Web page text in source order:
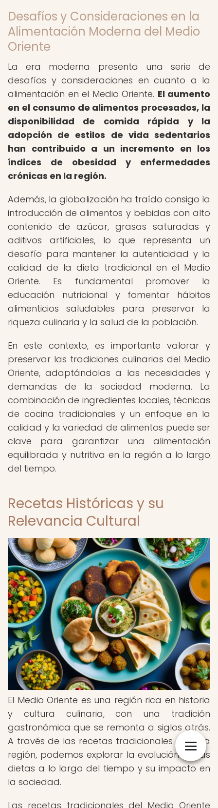
Desafíos y Consideraciones en la
Alimentación Moderna del Medio
Oriente
La era moderna presenta una serie de
desafíos y consideraciones en cuanto a la
alimentación en el Medio Oriente. El aumento
en el consumo de alimentos procesados, la
disponibilidad de comida rápida y la
adopción de estilos de vida sedentarios
han contribuido a un incremento en los
índices de obesidad y enfermedades
crónicas en la región.
Además, la globalización ha traído consigo la
introducción de alimentos y bebidas con alto
contenido de azúcar, grasas saturadas y
aditivos artificiales, lo que representa un
desafío para mantener la autenticidad y la
calidad de la dieta tradicional en el Medio
Oriente. Es fundamental promover la
educación nutricional y fomentar hábitos
alimenticios saludables para preservar la
riqueza culinaria y la salud de la población.
En este contexto, es importante valorar y
preservar las tradiciones culinarias del Medio
Oriente, adaptándolas a las necesidades y
demandas de la sociedad moderna. La
combinación de ingredientes locales, técnicas
de cocina tradicionales y un enfoque en la
calidad y la variedad de alimentos puede ser
clave para garantizar una alimentación
equilibrada y nutritiva en la región a lo largo
del tiempo.
Recetas Históricas y su
Relevancia Cultural
El Medio Oriente es una región rica en historia
y cultura culinaria, con una tradición
gastronómica que se remonta a siglos atrás.
A través de las recetas tradicionales de esta
región, podemos explorar la evolución de las
dietas a lo largo del tiempo y su impacto en
la sociedad.
Las recetas tradicionales del Medio Oriente